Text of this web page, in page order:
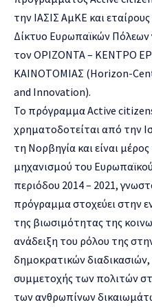
την ΙΑΣΙΣ ΑμΚΕ και
Δίκτυο Ευρωπαϊκών Πόλεων
τον OΡΙΖΟΝΤΑ – ΚΕΝΤΡΟ
ΚΑΙΝΟΤΟΜΙΑΣ (Horizon-
and Innovation).
Το πρόγραμμα Active
χρηματοδοτείται από την
τη Νορβηγία και είναι
μηχανισμού του
περιόδου 2014 – 2021,
πρόγραμμα στοχεύει στην
της βιωσιμότητας της
ανάδειξη του ρόλου της
δημοκρατικών
συμμετοχής των πολιτών
των ανθρωπίνων